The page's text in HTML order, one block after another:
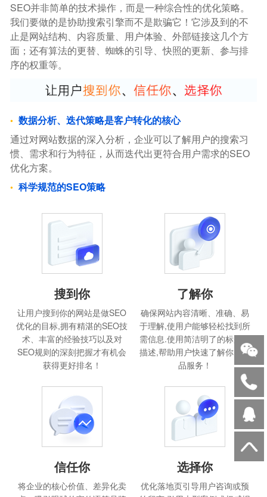
SEO并非简单的技术操作，而是一种综合性的优化策略。
我们要做的是协助搜索引擎而不是欺骗它！它涉及到的不
止是网站结构、内容质量、用户体验、外部链接这几个方
面；还有算法的更替、蜘蛛的引导、快照的更新、参与排
序的权重等。
数据分析、迭代策略是客户转化的核心
通过对网站数据的深入分析，企业可以了解用户的搜索习
惯、需求和行为特征，从而迭代出更符合用户需求的SEO
优化方案。
科学规范的SEO策略
搜到你
让用户搜到你的网站是做SEO
优化的目标,拥有精湛的SEO技
术、丰富的经验技巧以及对
SEO规则的深刻把握才有机会
获得更好排名！
了解你
确保网站内容清晰、准确、易
于理解,使用户能够轻松找到所
需信息.使用简洁明了的标题和
描述,帮助用户快速了解你的产
品服务！
信任你
将企业的核心价值、差异化卖
选择你
优化落地页引导用户咨询或预